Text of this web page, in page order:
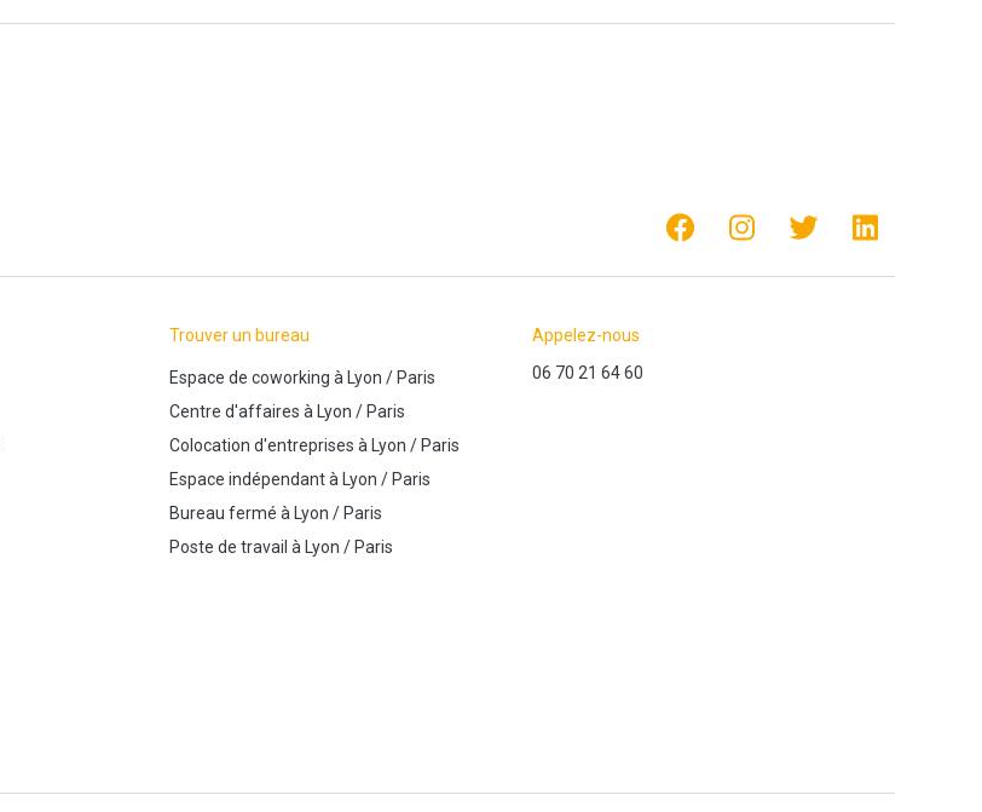
Trouver un bureau
Espace de coworking à Lyon /Paris
Centre d'affaires à Lyon /Paris
Colocation d'entreprises à Lyon /Paris
Espace indépendantà Lyon /Paris
Bureau fermé à Lyon /Paris
Poste de travail à Lyon /Paris
Appelez-nous
06 70 21 64 60